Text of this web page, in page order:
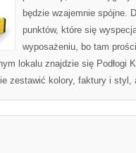
będzie wzajemnie spójne.
punktów, które się
wyposażeniu, bo tam
lokalu znajdzie się Podłogi
zestawić kolory, faktury i